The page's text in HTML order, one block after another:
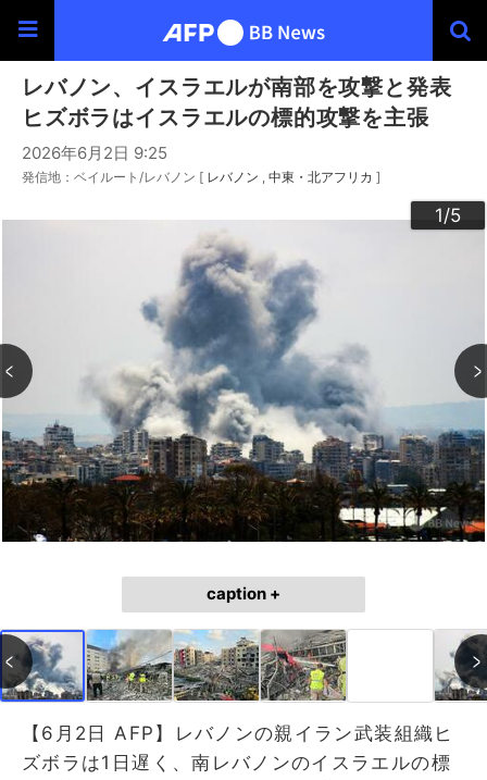
レバノン、イスラエルが南部を攻撃と発表
ヒズボラはイスラエルの標的攻撃を主張
2026年6月2日 9:25
発信地：ベイルート/レバノン [ レバノン 中東・北アフリカ ]
1/5
2/5
3/5
4/5
5/5
caption +
【6月2日 AFP】レバノンの親イラン武装組織ヒ
ズボラは1日遅く、南レバノンのイスラエルの標